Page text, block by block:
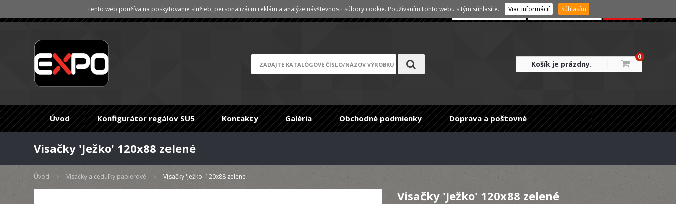
Registrace /Zabudnuté heslo
Košík je prázdny.
0
Úvod Konfigurátor regálov SU5 Kontakty Galéria Obchodné podmienky Doprava a poštovné
Visačky 'Ježko' 120x88 zelené
Úvod Visačky a ceduľky papierové Visačky 'Ježko' 120x88 zelené
Visačky 'Ježko' 120x88 zelené
Tento web používa na poskytovanie služieb, personalizáciu reklám a analýze návštevnosti súbory cookie. Používaním tohto webu s tým súhlasíte. Viac informácií Súhlasím